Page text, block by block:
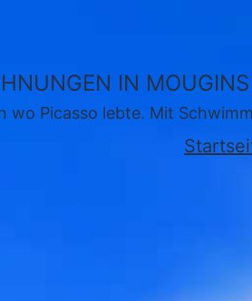
IN
wo Picasso lebte. Mit